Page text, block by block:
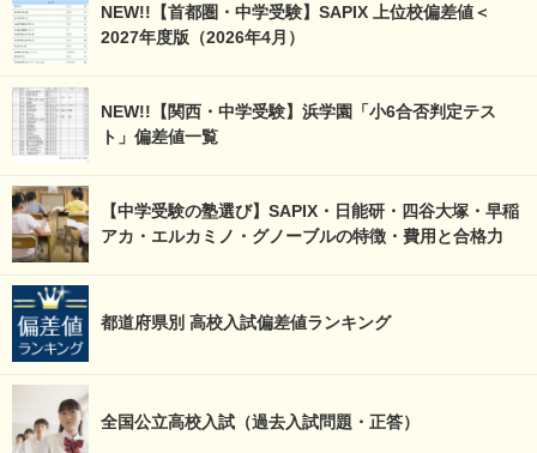
NEW!!【首都圏・中学受験】SAPIX 上位校偏差値＜
2027年度版（2026年4月）
NEW!!【関西・中学受験】浜学園「小6合否判定テス
ト」偏差値一覧
【中学受験の塾選び】SAPIX・日能研・四谷大塚・早稲
アカ・エルカミノ・グノーブルの特徴・費用と合格力
都道府県別 高校入試偏差値ランキング
全国公立高校入試（過去入試問題・正答）